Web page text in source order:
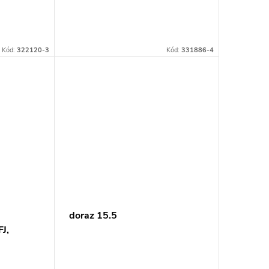
Kód: 322120-3 Kód: 331886-4
doraz 15.5